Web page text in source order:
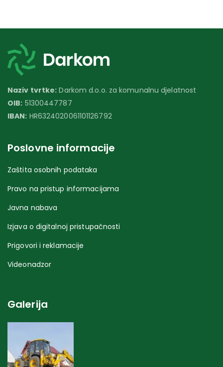
Naziv tvrtke: Darkom d.o.o. za komunalnu djelatnost
OIB: 51300447787
IBAN: HR6324020061101126792
Poslovne informacije
Zaštita osobnih podataka
Pravo na pristup informacijama
Javna nabava
Izjava o digitalnoj pristupačnosti
Prigovori i reklamacije
Videonadzor
Galerija